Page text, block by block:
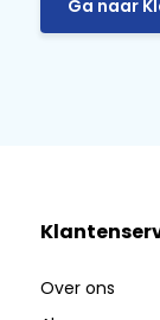
Ga naar
Over ons